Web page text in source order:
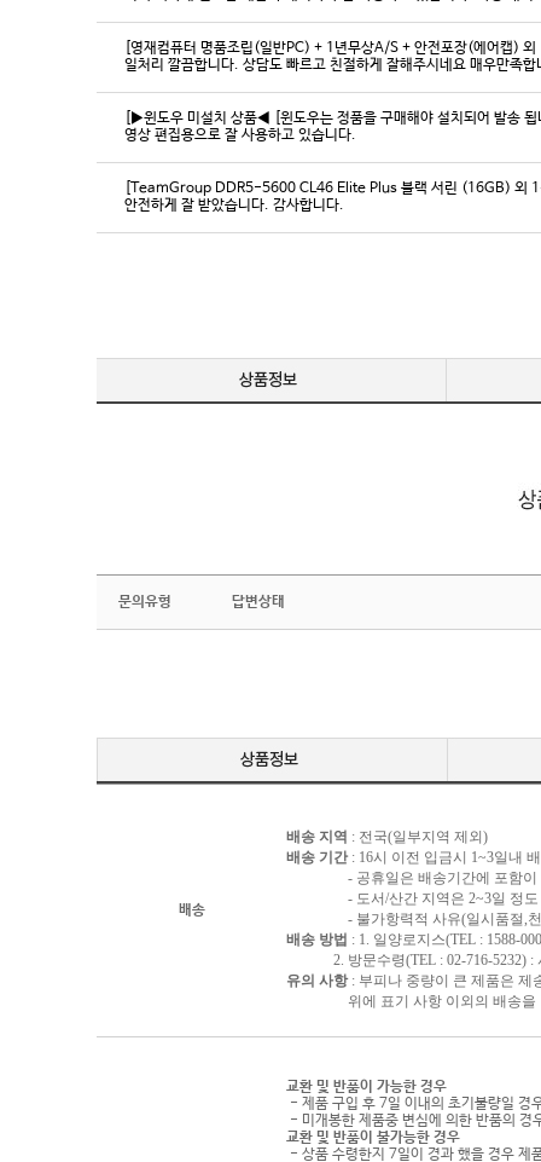
[영재컴퓨터 명품조립(일반PC) + 1년무상A/S + 안전포장(에어캡)
일처리 깔끔합니다. 상담도 빠르고 친절하게 잘해주시네요 매우만족
[▶윈도우 미설치 상품◀ [윈도우는 정품을 구매해야 설치되어 발송
영상 편집용으로 잘 사용하고 있습니다.
[TeamGroup DDR5-5600 CL46 Elite Plus 블랙 서린 (16GB) 외
안전하게 잘 받았습니다. 감사합니다.
문의유형 답변상태
배송
배송 지역 : 전국(일부지역 제외)
배송 기간 : 16시 이전 입금시 1~3일내
- 공휴일은 배송기간에 포함이
- 도서/산간 지역은 2~3일 정도
- 불가항력적 사유(일시품절,천재
배송 방법 : 1. 일양로지스(TEL : 1588-
2. 방문수령(TEL : 02-716-5232) :
유의 사항: 부피나 중량이 큰 제품은 제
위에 표기 사항 이외의 배송을 원
교환 및 반품이 가능한 경우
- 제품 구입 후 7일 이내의 초기불량일 경
- 미개봉한 제품중 변심에 의한 반품의 경
교환 및 반품이 불가능한 경우
- 상품 수령한지 7일이 경과 했을 경우 제